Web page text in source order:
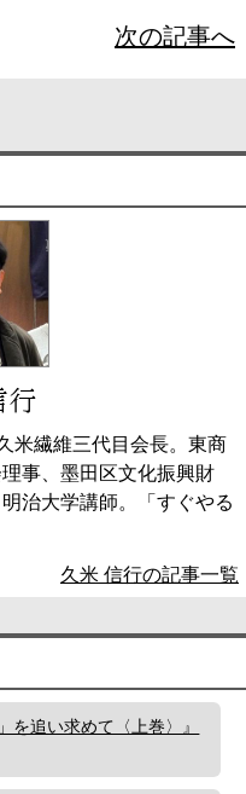
次の記事へ
行
米繊維三代目会長。東商
事、墨田区文化振興財
治大学講師。「すぐやる
久米 信行の記事一覧
追い求めて〈上巻〉』